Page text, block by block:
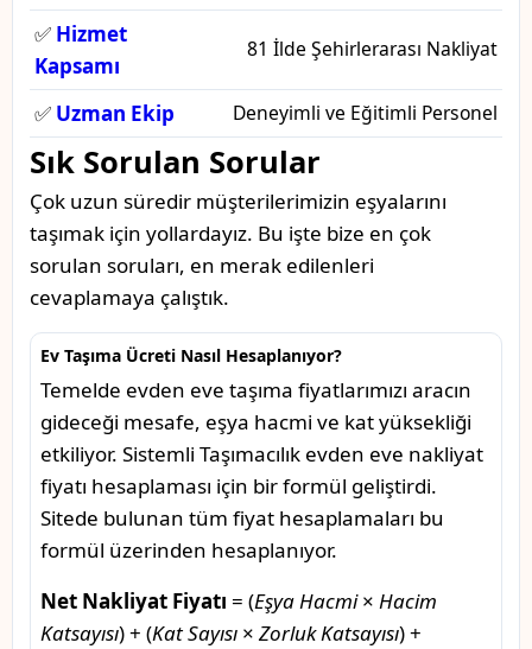
✅ Hizmet
Kapsamı
81 İlde Şehirlerarası Nakliyat
✅ Uzman Ekip Deneyimli ve Eğitimli Personel
Sık Sorulan Sorular
Çok uzun süredir müşterilerimizin eşyalarını
taşımak için yollardayız. Bu işte bize en çok
sorulan soruları, en merak edilenleri
cevaplamaya çalıştık.
Ev Taşıma Ücreti Nasıl Hesaplanıyor?
Temelde evden eve taşıma fiyatlarımızı aracın
gideceği mesafe, eşya hacmi ve kat yüksekliği
etkiliyor. Sistemli Taşımacılık evden eve nakliyat
fiyatı hesaplaması için bir formül geliştirdi.
Sitede bulunan tüm fiyat hesaplamaları bu
formül üzerinden hesaplanıyor.
Net Nakliyat Fiyatı = (Eşya Hacmi× Hacim
Katsayısı) + (Kat Sayısı × Zorluk Katsayısı) +